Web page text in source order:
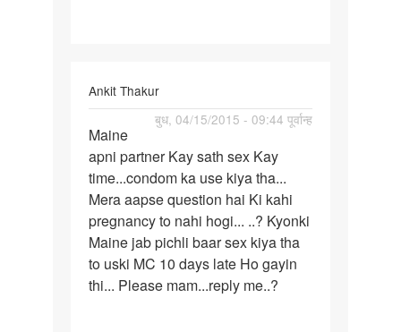
Ankit Thakur
बुध, 04/15/2015 - 09:44 पूर्वान्ह
Maine
apni
partner
Kay
sath
Maine
apni partner Kay sath sex Kay
time...condom ka use kiya tha...
Mera aapse question hai Ki kahi
pregnancy to nahi hogi... ..? Kyonki
Maine jab pichli baar sex kiya tha
to uski MC 10 days late Ho gayin
thi... Please mam...reply me..?